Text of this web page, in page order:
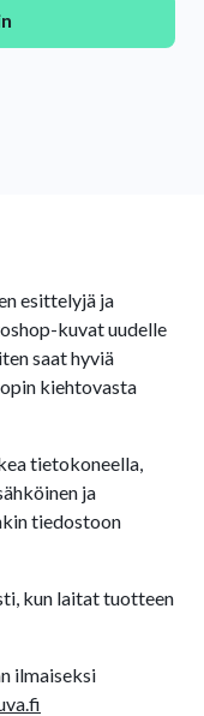
esittelyjä ja
kuvat uudelle
saat hyviä
kiehtovasta
tietokoneella,
ja
tiedostoon
kun laitat tuotteen
ilmaiseksi